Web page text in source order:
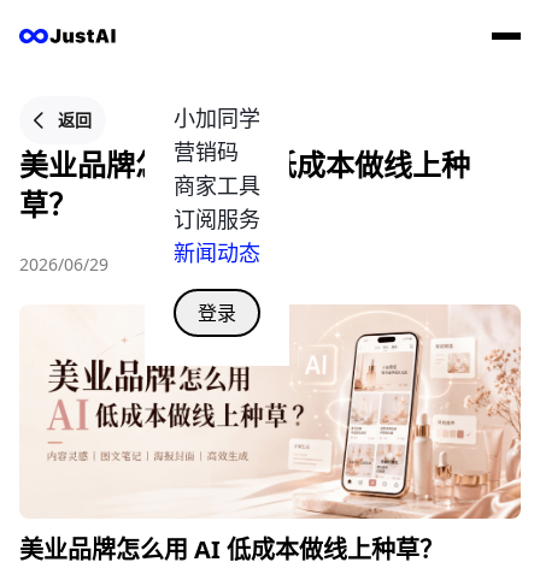
小加同学
营销码
商家工具
订阅服务
新闻动态
登录
返回
美业品牌怎么用 AI 低成本做线上种
草？
2026/06/29
美业品牌怎么用 AI 低成本做线上种草？